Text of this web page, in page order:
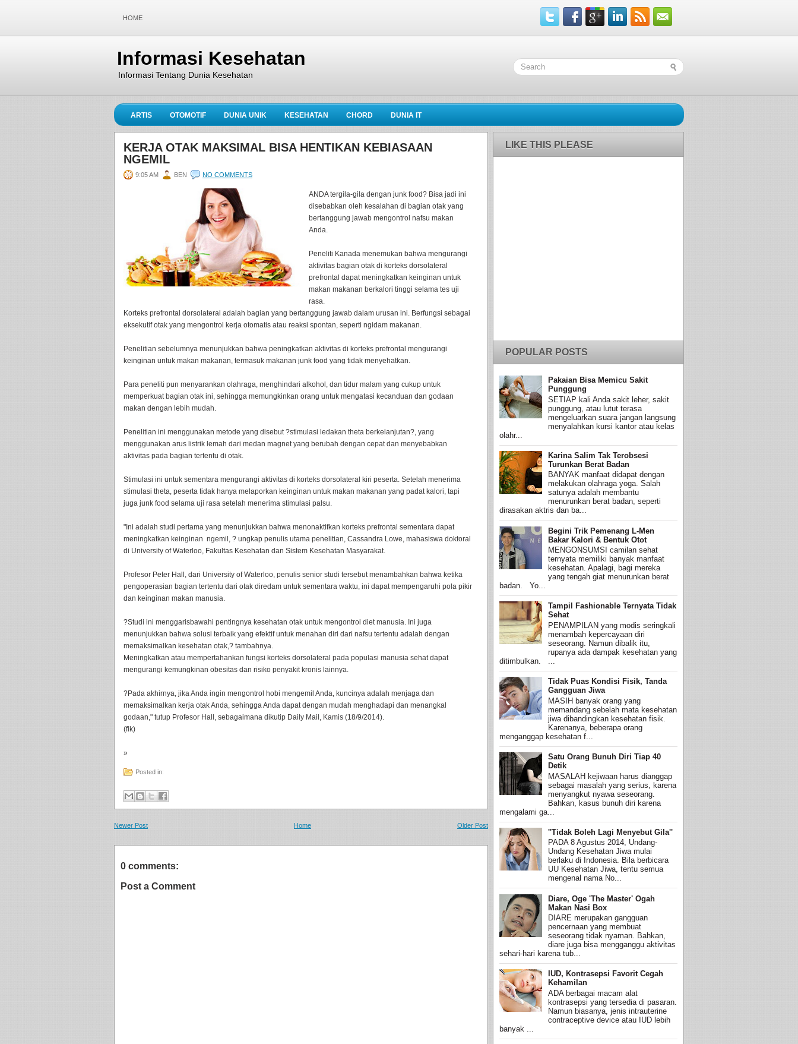
HOME
Informasi Kesehatan
Informasi Tentang Dunia Kesehatan
ARTIS OTOMOTIF DUNIA UNIK KESEHATAN CHORD DUNIA IT
KERJA OTAK MAKSIMAL BISA HENTIKAN KEBIASAAN
NGEMIL
9:05 AM BEN NO COMMENTS
ANDA tergila-gila dengan junk food? Bisa jadi ini
disebabkan oleh kesalahan di bagian otak yang
bertanggung jawab mengontrol nafsu makan
Anda.
Peneliti Kanada menemukan bahwa mengurangi
aktivitas bagian otak di korteks dorsolateral
prefrontal dapat meningkatkan keinginan untuk
makan makanan berkalori tinggi selama tes uji
rasa.
Korteks prefrontal dorsolateral adalah bagian yang bertanggung jawab dalam urusan ini. Berfungsi sebagai
eksekutif otak yang mengontrol kerja otomatis atau reaksi spontan, seperti ngidam makanan.
Penelitian sebelumnya menunjukkan bahwa peningkatkan aktivitas di korteks prefrontal mengurangi
keinginan untuk makan makanan, termasuk makanan junk food yang tidak menyehatkan.
Para peneliti pun menyarankan olahraga, menghindari alkohol, dan tidur malam yang cukup untuk
memperkuat bagian otak ini, sehingga memungkinkan orang untuk mengatasi kecanduan dan godaan
makan dengan lebih mudah.
Penelitian ini menggunakan metode yang disebut ?stimulasi ledakan theta berkelanjutan?, yang
menggunakan arus listrik lemah dari medan magnet yang berubah dengan cepat dan menyebabkan
aktivitas pada bagian tertentu di otak.
Stimulasi ini untuk sementara mengurangi aktivitas di korteks dorsolateral kiri peserta. Setelah menerima
stimulasi theta, peserta tidak hanya melaporkan keinginan untuk makan makanan yang padat kalori, tapi
juga junk food selama uji rasa setelah menerima stimulasi palsu.
"Ini adalah studi pertama yang menunjukkan bahwa menonaktifkan korteks prefrontal sementara dapat
meningkatkan keinginan ngemil, ? ungkap penulis utama penelitian, Cassandra Lowe, mahasiswa doktoral
di University of Waterloo, Fakultas Kesehatan dan Sistem Kesehatan Masyarakat.
Profesor Peter Hall, dari University of Waterloo, penulis senior studi tersebut menambahkan bahwa ketika
pengoperasian bagian tertentu dari otak diredam untuk sementara waktu, ini dapat mempengaruhi pola pikir
dan keinginan makan manusia.
?Studi ini menggarisbawahi pentingnya kesehatan otak untuk mengontrol diet manusia. Ini juga
menunjukkan bahwa solusi terbaik yang efektif untuk menahan diri dari nafsu tertentu adalah dengan
memaksimalkan kesehatan otak,? tambahnya.
Meningkatkan atau mempertahankan fungsi korteks dorsolateral pada populasi manusia sehat dapat
mengurangi kemungkinan obesitas dan risiko penyakit kronis lainnya.
?Pada akhirnya, jika Anda ingin mengontrol hobi mengemil Anda, kuncinya adalah menjaga dan
memaksimalkan kerja otak Anda, sehingga Anda dapat dengan mudah menghadapi dan menangkal
godaan," tutup Profesor Hall, sebagaimana dikutip Daily Mail, Kamis (18/9/2014).
(fik)
»
Posted in:
Newer Post Older Post
Home
0 comments:
Post a Comment
LIKE THIS PLEASE
POPULAR POSTS
Pakaian Bisa Memicu Sakit
Punggung
SETIAP kali Anda sakit leher, sakit
punggung, atau lutut terasa
mengeluarkan suara jangan langsung
menyalahkan kursi kantor atau kelas
olahr...
Karina Salim Tak Terobsesi
Turunkan Berat Badan
BANYAK manfaat didapat dengan
melakukan olahraga yoga. Salah
satunya adalah membantu
menurunkan berat badan, seperti
dirasakan aktris dan ba...
Begini Trik Pemenang L-Men
Bakar Kalori & Bentuk Otot
MENGONSUMSI camilan sehat
ternyata memiliki banyak manfaat
kesehatan. Apalagi, bagi mereka
yang tengah giat menurunkan berat
badan. Yo...
Tampil Fashionable Ternyata Tidak
Sehat
PENAMPILAN yang modis seringkali
menambah kepercayaan diri
seseorang. Namun dibalik itu,
rupanya ada dampak kesehatan yang
ditimbulkan. ...
Tidak Puas Kondisi Fisik, Tanda
Gangguan Jiwa
MASIH banyak orang yang
memandang sebelah mata kesehatan
jiwa dibandingkan kesehatan fisik.
Karenanya, beberapa orang
menganggap kesehatan f...
Satu Orang Bunuh Diri Tiap 40
Detik
MASALAH kejiwaan harus dianggap
sebagai masalah yang serius, karena
menyangkut nyawa seseorang.
Bahkan, kasus bunuh diri karena
mengalami ga...
''Tidak Boleh Lagi Menyebut Gila''
PADA 8 Agustus 2014, Undang-
Undang Kesehatan Jiwa mulai
berlaku di Indonesia. Bila berbicara
UU Kesehatan Jiwa, tentu semua
mengenal nama No...
Diare, Oge 'The Master' Ogah
Makan Nasi Box
DIARE merupakan gangguan
pencernaan yang membuat
seseorang tidak nyaman. Bahkan,
diare juga bisa mengganggu aktivitas
sehari-hari karena tub...
IUD, Kontrasepsi Favorit Cegah
Kehamilan
ADA berbagai macam alat
kontrasepsi yang tersedia di pasaran.
Namun biasanya, jenis intrauterine
contraceptive device atau IUD lebih
banyak ...